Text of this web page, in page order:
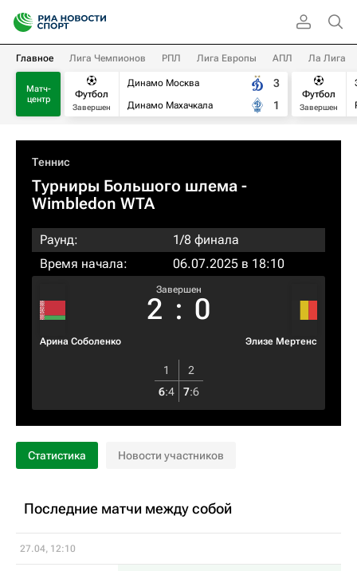
Главное Лига Чемпионов РПЛ Лига Европы АПЛ Ла Лига
Матч-
центр
Футбол
Завершен
Динамо Москва
Динамо Махачкала
3
1
Футбол
Завершен
Теннис
Турниры Большого шлема -
Wimbledon WTA
Раунд:
1/8 финала
Время начала:
06.07.2025 в 18:10
Арина Соболенко
Завершен
2 : 0
Элизе Мертенс
1
2
6:4 7:6
Статистика Новости участников
Последние матчи между собой
27.04, 12:10